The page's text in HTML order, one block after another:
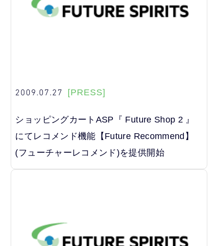
2009.07.27 [PRESS]
ショッピングカートASP『 Future Shop 2 』
にてレコメンド機能【Future Recommend】
(フューチャーレコメンド)を提供開始